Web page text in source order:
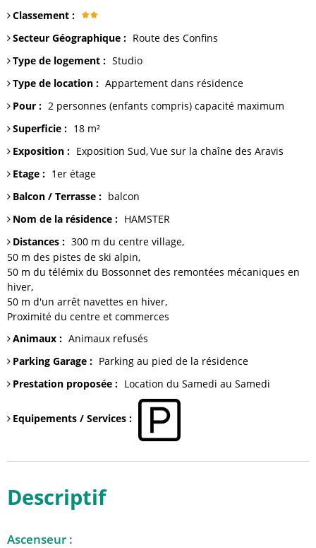
Classement :
Secteur Géographique : Route des Confins
Type de logement : Studio
Type de location : Appartement dans résidence
Pour : 2 personnes (enfants compris) capacité maximum
Superficie : 18 m²
Exposition : Exposition Sud Vue sur la chaîne des Aravis
Etage : 1er étage
Balcon / Terrasse : balcon
Nom de la résidence : HAMSTER
Distances : 300 m du centre village
50 m des pistes de ski alpin
50 m du télémix du Bossonnet des remontées mécaniques en
hiver
50 m d'un arrêt navettes en hiver
Proximité du centre et commerces
Animaux : Animaux refusés
Parking Garage : Parking au pied de la résidence
Prestation proposée : Location du Samedi au Samedi
Equipements / Services :
Descriptif
Ascenseur :